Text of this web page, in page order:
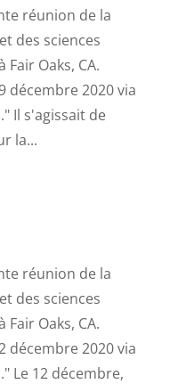
réunion de la
des sciences
Oaks, CA.
décembre 2020 via
Il s'agissait de
la...
réunion de la
des sciences
Oaks, CA.
décembre 2020 via
Le 12 décembre,